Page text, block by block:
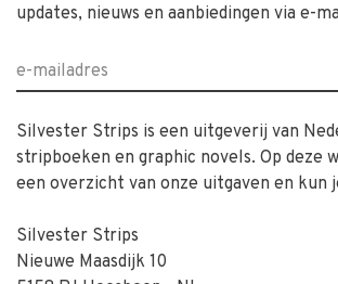
updates, nieuws en aanbiedingen via e-
Silvester Strips is een uitgeverij van
stripboeken en graphic novels. Op deze
een overzicht van onze uitgaven en kun
Silvester Strips
Nieuwe Maasdijk 10